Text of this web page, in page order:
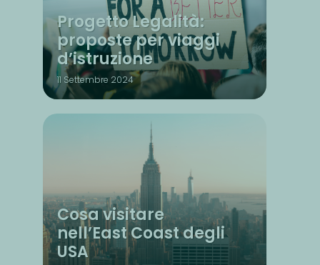
Progetto Legalità:
proposte per viaggi
d’istruzione
11 Settembre 2024
Cosa visitare
nell’East Coast degli
USA